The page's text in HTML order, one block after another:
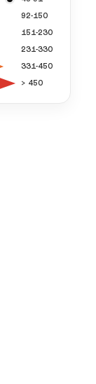
92-150
151-230
231-330
331-450
> 450